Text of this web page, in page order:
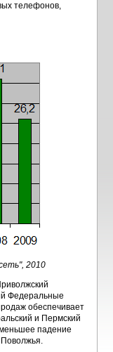
телефонов,
2010
Федеральные
обеспечивает
и Пермский
падение